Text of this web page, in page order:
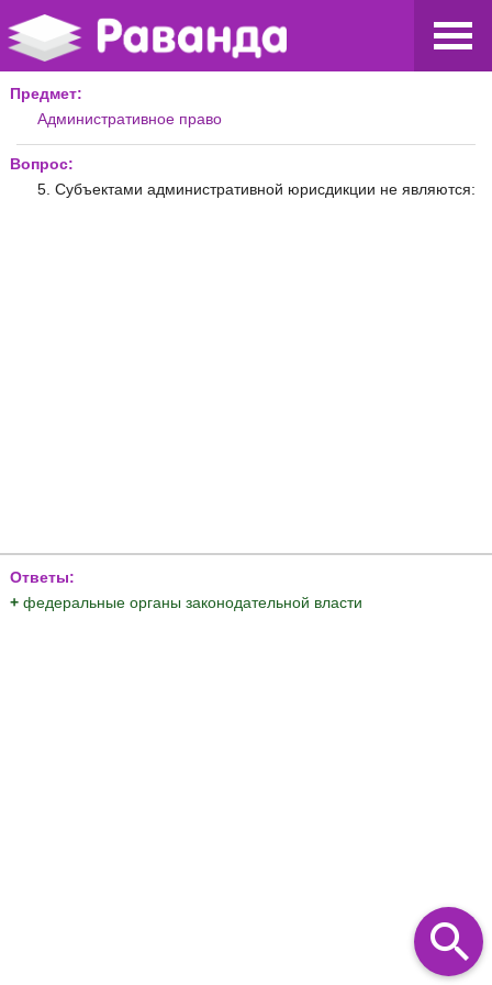
Предмет:
Административное право
Вопрос:
5. Субъектами административной юрисдикции не являются:
Ответы:
+ федеральные органы законодательной власти